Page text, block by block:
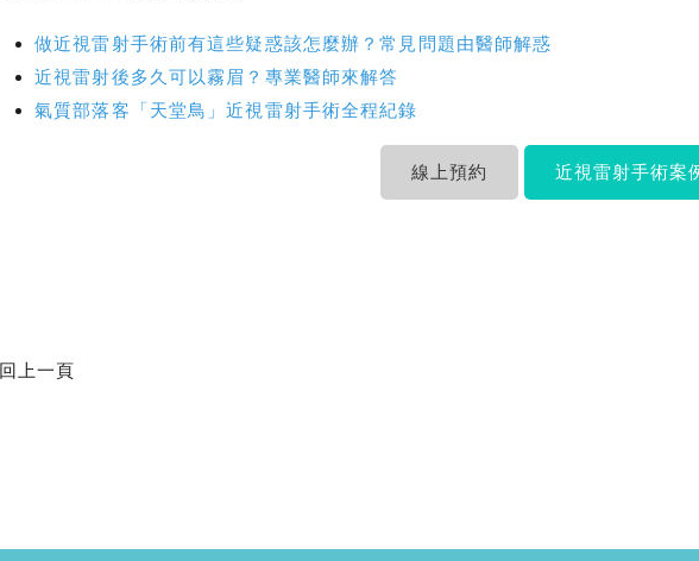
做近視雷射手術前有這些疑惑該怎麼辦？常見問題由醫師解惑
近視雷射後多久可以霧眉？專業醫師來解答
氣質部落客「天堂鳥」近視雷射手術全程紀錄
線上預約 近視雷射手術案
回上一頁